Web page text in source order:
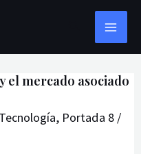
el mercado asociado
, Portada 8/